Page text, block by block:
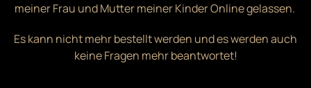
meiner Frau und Mutter meiner Kinder Online gelassen.
Es kann nicht mehr bestellt werden und es werden auch
keine Fragen mehr beantwortet!